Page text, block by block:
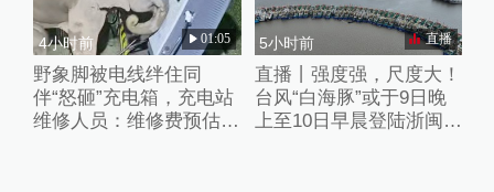
4小时前 01:05
野象脚被电线绊住同
伴“怒砸”充电箱，充电站
维修人员：维修费预估2
5小时前 直播
直播丨强度强，尺度大！
台风“白海豚”或于9日晚
上至10日早晨登陆浙闽沿